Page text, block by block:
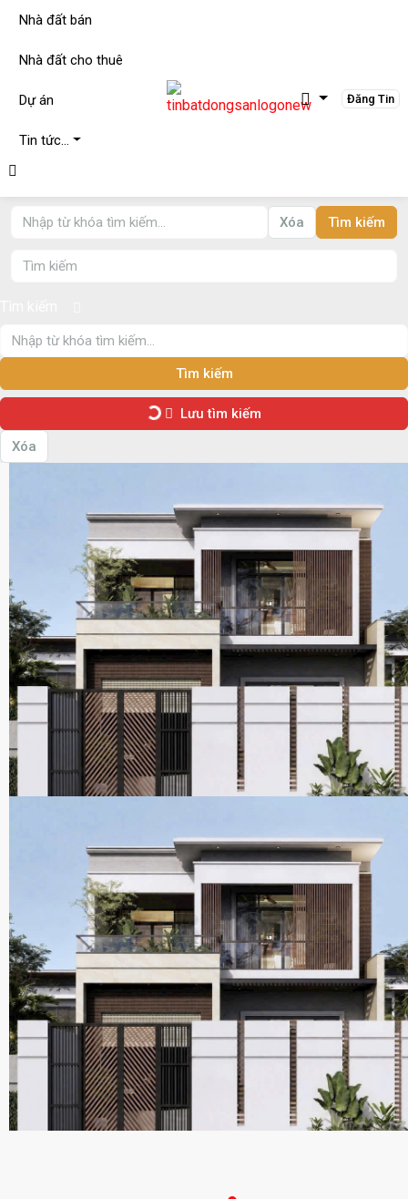
Nhà đất bán
Nhà đất cho thuê
Dự án
Tin tức…
Đăng Tin
Xóa Tìm kiếm
Tìm kiếm
Lưu tìm kiếm
Xóa